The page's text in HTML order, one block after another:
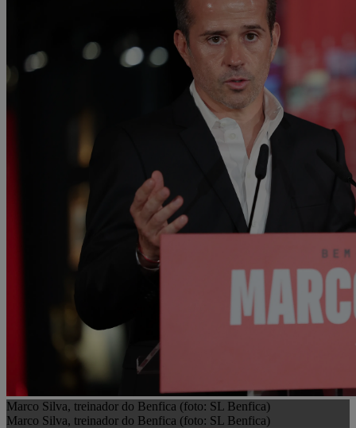
Marco Silva, treinador do Benfica (foto: SL Benfica)
Marco Silva, treinador do Benfica (foto: SL Benfica)